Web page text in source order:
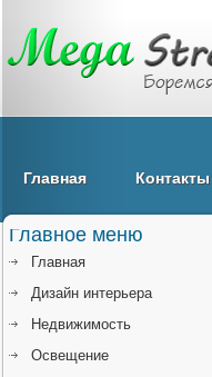
Главная Контакты
Главное меню
Главная
Дизайн интерьера
Недвижимость
Освещение